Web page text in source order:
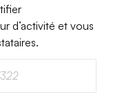
d’activité et vous